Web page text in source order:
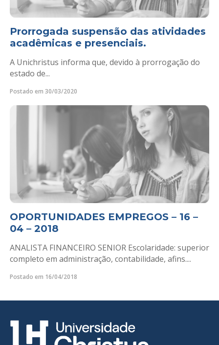
Prorrogada suspensão das atividades
acadêmicas e presenciais.
A Unichristus informa que, devido à prorrogação do
estado de...
Postado em 30/03/2020
OPORTUNIDADES EMPREGOS – 16 –
04 – 2018
ANALISTA FINANCEIRO SENIOR Escolaridade: superior
completo em administração, contabilidade, afins....
Postado em 16/04/2018